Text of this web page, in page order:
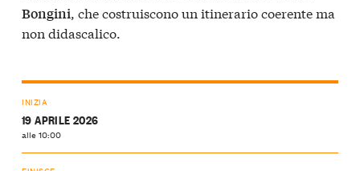
Bongini, che costruiscono un itinerario coerente ma
non didascalico.
INIZIA
19 APRILE 2026
alle 10:00